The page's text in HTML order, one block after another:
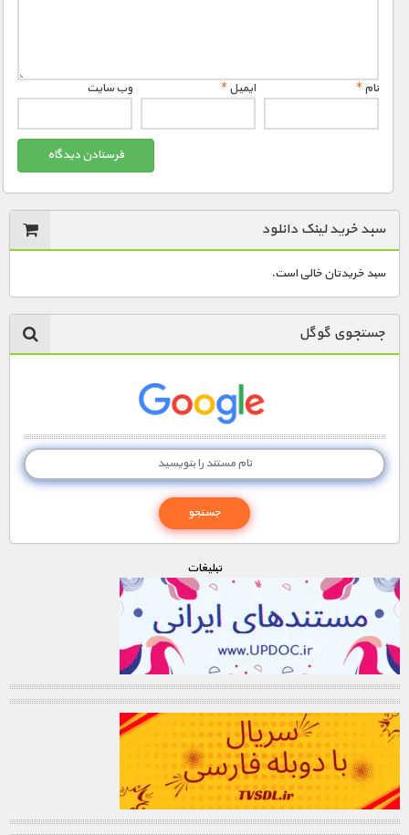
نام* ایمیل* وب‌ سایت
سبد خرید لینک دانلود
سبد خریدتان خالی است.
جستجوی گوگل
تبليغات